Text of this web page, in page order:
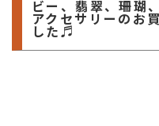
ビー、翡翠、珊瑚
アクセサリーのお
した♬